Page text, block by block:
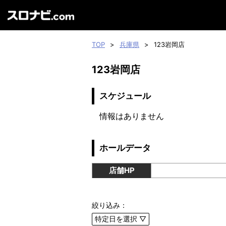
TOP > 兵庫県 > 123岩岡店
123岩岡店
スケジュール
情報はありません
ホールデータ
店舗HP
絞り込み：